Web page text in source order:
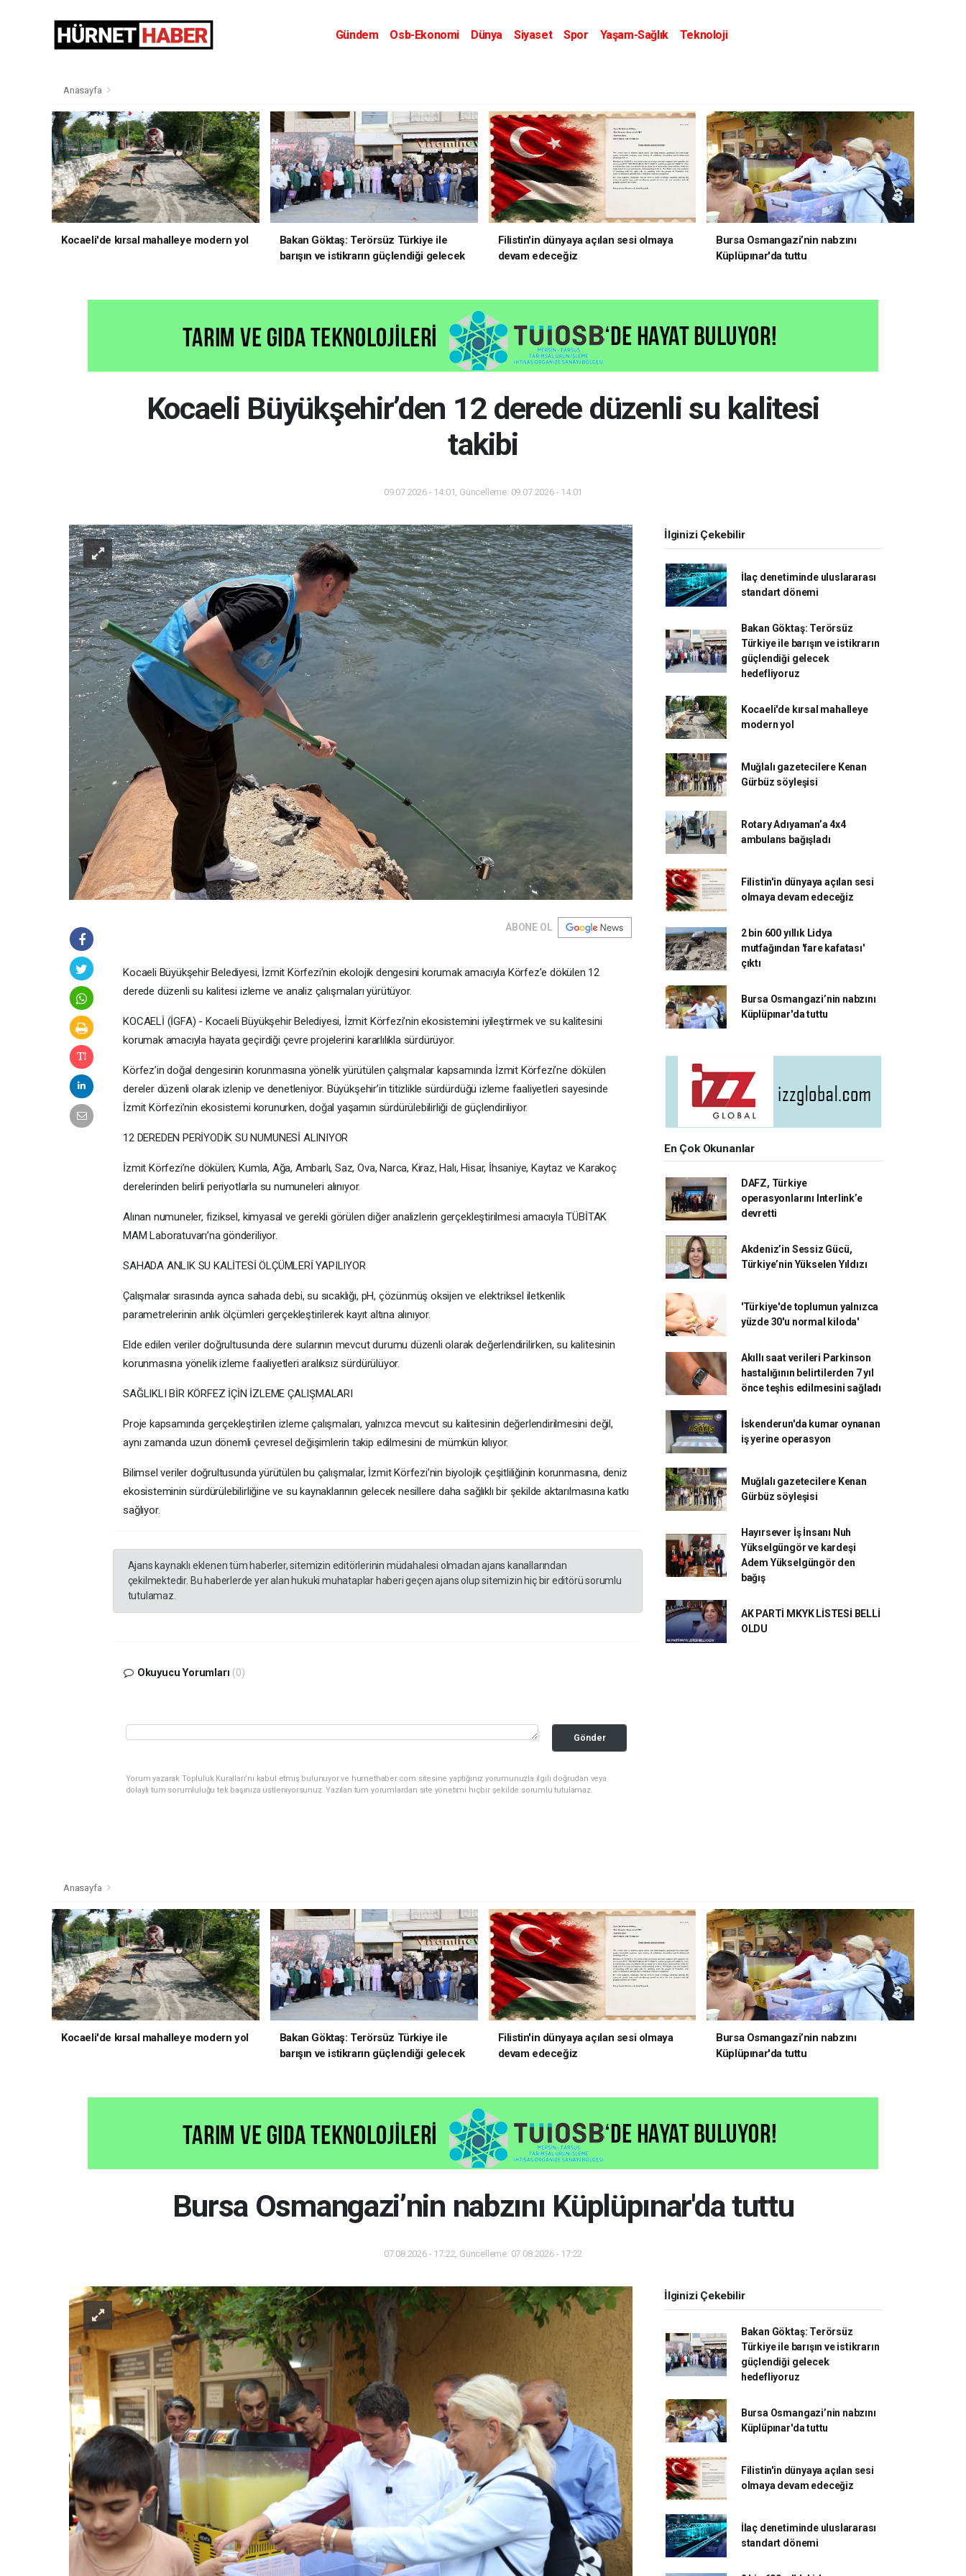
Gündem Osb-Ekonomi Dünya Siyaset Spor Yaşam-Sağlık
Teknoloji
Anasayfa
Kocaeli'de kırsal mahalleye modern yol
Bakan Göktaş: Terörsüz Türkiye ile
barışın ve istikrarın güçlendiği gelecek
Filistin'in dünyaya açılan sesi olmaya
devam edeceğiz
Bursa Osmangazi’nin nabzını
Küplüpınar'da tuttu
Kocaeli Büyükşehir’den 12 derede düzenli su kalitesi
takibi
09.07.2026 - 14:01, Güncelleme: 09.07.2026 - 14:01
ABONE OL
Kocaeli Büyükşehir Belediyesi, İzmit Körfezi’nin ekolojik dengesini korumak amacıyla Körfez’e dökülen 12
derede düzenli su kalitesi izleme ve analiz çalışmaları yürütüyor.
KOCAELİ (İGFA) - Kocaeli Büyükşehir Belediyesi, İzmit Körfezi’nin ekosistemini iyileştirmek ve su kalitesini
korumak amacıyla hayata geçirdiği çevre projelerini kararlılıkla sürdürüyor.
Körfez’in doğal dengesinin korunmasına yönelik yürütülen çalışmalar kapsamında İzmit Körfezi’ne dökülen
dereler düzenli olarak izlenip ve denetleniyor. Büyükşehir’in titizlikle sürdürdüğü izleme faaliyetleri sayesinde
İzmit Körfezi’nin ekosistemi korunurken, doğal yaşamın sürdürülebilirliği de güçlendiriliyor.
12 DEREDEN PERİYODİK SU NUMUNESİ ALINIYOR
İzmit Körfezi’ne dökülen; Kumla, Ağa, Ambarlı, Saz, Ova, Narca, Kiraz, Halı, Hisar, İhsaniye, Kaytaz ve Karakoç
derelerinden belirli periyotlarla su numuneleri alınıyor.
Alınan numuneler, fiziksel, kimyasal ve gerekli görülen diğer analizlerin gerçekleştirilmesi amacıyla TÜBİTAK
MAM Laboratuvarı’na gönderiliyor.
SAHADA ANLIK SU KALİTESİ ÖLÇÜMLERİ YAPILIYOR
Çalışmalar sırasında ayrıca sahada debi, su sıcaklığı, pH, çözünmüş oksijen ve elektriksel iletkenlik
parametrelerinin anlık ölçümleri gerçekleştirilerek kayıt altına alınıyor.
Elde edilen veriler doğrultusunda dere sularının mevcut durumu düzenli olarak değerlendirilirken, su kalitesinin
korunmasına yönelik izleme faaliyetleri aralıksız sürdürülüyor.
SAĞLIKLI BİR KÖRFEZ İÇİN İZLEME ÇALIŞMALARI
Proje kapsamında gerçekleştirilen izleme çalışmaları, yalnızca mevcut su kalitesinin değerlendirilmesini değil,
aynı zamanda uzun dönemli çevresel değişimlerin takip edilmesini de mümkün kılıyor.
Bilimsel veriler doğrultusunda yürütülen bu çalışmalar, İzmit Körfezi’nin biyolojik çeşitliliğinin korunmasına, deniz
ekosisteminin sürdürülebilirliğine ve su kaynaklarının gelecek nesillere daha sağlıklı bir şekilde aktarılmasına katkı
sağlıyor.
Ajans kaynaklı eklenen tüm haberler, sitemizin editörlerinin müdahalesi olmadan ajans kanallarından
çekilmektedir. Bu haberlerde yer alan hukuki muhataplar haberi geçen ajans olup sitemizin hiç bir editörü sorumlu
tutulamaz.
Okuyucu Yorumları (0)
Gönder
Yorum yazarak Topluluk Kuralları’nı kabul etmiş bulunuyor ve hurnethaber.com sitesine yaptığınız yorumunuzla ilgili doğrudan veya
dolaylı tüm sorumluluğu tek başınıza üstleniyorsunuz. Yazılan tüm yorumlardan site yönetimi hiçbir şekilde sorumlu tutulamaz.
İlginizi Çekebilir
İlaç denetiminde uluslararası
standart dönemi
Bakan Göktaş: Terörsüz
Türkiye ile barışın ve istikrarın
güçlendiği gelecek
hedefliyoruz
Kocaeli'de kırsal mahalleye
modern yol
Muğlalı gazetecilere Kenan
Gürbüz söyleşisi
Rotary Adıyaman’a 4x4
ambulans bağışladı
Filistin'in dünyaya açılan sesi
olmaya devam edeceğiz
2 bin 600 yıllık Lidya
mutfağından 'fare kafatası'
çıktı
Bursa Osmangazi’nin nabzını
Küplüpınar'da tuttu
En Çok Okunanlar
DAFZ, Türkiye
operasyonlarını Interlink’e
devretti
Akdeniz’in Sessiz Gücü,
Türkiye’nin Yükselen Yıldızı
'Türkiye'de toplumun yalnızca
yüzde 30'u normal kiloda'
Akıllı saat verileri Parkinson
hastalığının belirtilerden 7 yıl
önce teşhis edilmesini sağladı
İskenderun'da kumar oynanan
iş yerine operasyon
Muğlalı gazetecilere Kenan
Gürbüz söyleşisi
Hayırsever İş İnsanı Nuh
Yükselgüngör ve kardeşi
Adem Yükselgüngör den
bağış
AK PARTİ MKYK LİSTESİ BELLİ
OLDU
Anasayfa
Kocaeli'de kırsal mahalleye modern yol
Bakan Göktaş: Terörsüz Türkiye ile
barışın ve istikrarın güçlendiği gelecek
Filistin'in dünyaya açılan sesi olmaya
devam edeceğiz
Bursa Osmangazi’nin nabzını
Küplüpınar'da tuttu
Bursa Osmangazi’nin nabzını Küplüpınar'da tuttu
07.08.2026 - 17:22, Güncelleme: 07.08.2026 - 17:22
İlginizi Çekebilir
Bakan Göktaş: Terörsüz
Türkiye ile barışın ve istikrarın
güçlendiği gelecek
hedefliyoruz
Bursa Osmangazi’nin nabzını
Küplüpınar'da tuttu
Filistin'in dünyaya açılan sesi
olmaya devam edeceğiz
İlaç denetiminde uluslararası
standart dönemi